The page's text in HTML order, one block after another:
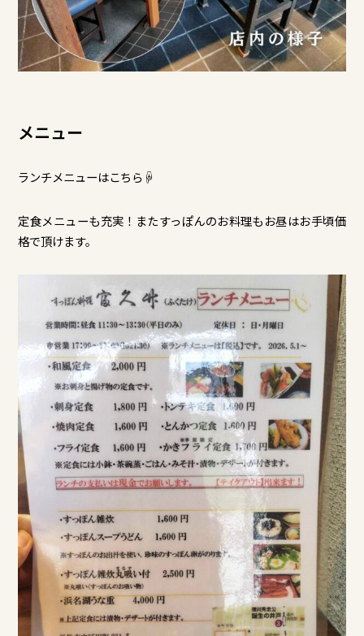
メニュー
ランチメニューはこちら☟
定食メニューも充実！またすっぽんのお料理もお昼はお手頃価
格で頂けます。